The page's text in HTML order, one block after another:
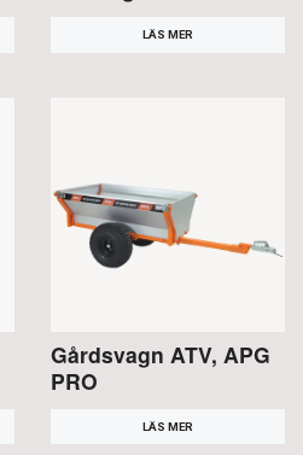
LÄS MER
Gårdsvagn ATV, APG
PRO
LÄS MER